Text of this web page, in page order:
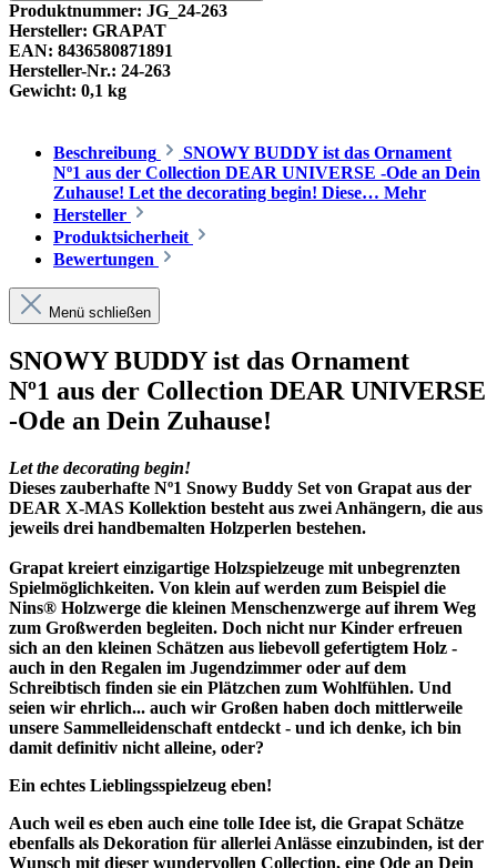
Produktnummer: JG_24-263
Hersteller: GRAPAT
EAN: 8436580871891
Hersteller-Nr.: 24-263
Gewicht: 0,1 kg
Beschreibung
SNOWY BUDDY ist das Ornament
Nº1 aus der Collection DEAR UNIVERSE -Ode an Dein
Zuhause! Let the decorating begin! Diese… Mehr
Hersteller
Produktsicherheit
Bewertungen
Menü schließen
SNOWY BUDDY ist das Ornament
Nº1 aus der Collection DEAR UNIVERSE
-Ode an Dein Zuhause!
Let the decorating begin!
Dieses zauberhafte Nº1 Snowy Buddy Set von Grapat aus der
DEAR X-MAS Kollektion besteht aus zwei Anhängern, die aus
jeweils drei handbemalten Holzperlen bestehen.
Grapat kreiert einzigartige Holzspielzeuge mit unbegrenzten
Spielmöglichkeiten. Von klein auf werden zum Beispiel die
Nins® Holzwerge die kleinen Menschenzwerge auf ihrem Weg
zum Großwerden begleiten. Doch nicht nur Kinder erfreuen
sich an den kleinen Schätzen aus liebevoll gefertigtem Holz -
auch in den Regalen im Jugendzimmer oder auf dem
Schreibtisch finden sie ein Plätzchen zum Wohlfühlen. Und
seien wir ehrlich... auch wir Großen haben doch mittlerweile
unsere Sammelleidenschaft entdeckt - und ich denke, ich bin
damit definitiv nicht alleine, oder?
Ein echtes Lieblingsspielzeug eben!
Auch weil es eben auch eine tolle Idee ist, die Grapat Schätze
ebenfalls als Dekoration für allerlei Anlässe einzubinden, ist der
Wunsch mit dieser wundervollen Collection, eine Ode an Dein